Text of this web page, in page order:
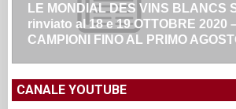
LE MONDIAL DES VINS BLANCS
rinviato al 18 e 19 OTTOBRE 2020
CAMPIONI FINO AL PRIMO
CANALE YOUTUBE